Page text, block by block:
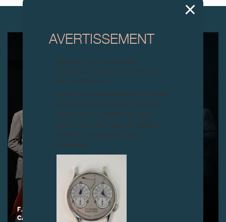
F.P.JOURNE INAUGURE LE NOUVEAU BÂTIMENT DÉDIÉ AUX
CADRANIERS ET AUX BOÎTIERS DE GENÈVE
AVERTISSEMENT
À tous nos collectionneurs : devant
la recrudescence de faux articles,
nous vous conseillons de faire
preuve de la plus grande vigilance
et de nous contacter avant
d’acheter.